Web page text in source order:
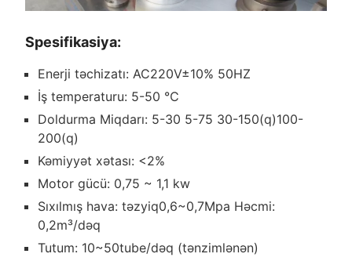
Spesifikasiya:
Enerji təchizatı: AC220V±10% 50HZ
İş temperaturu: 5-50 ℃
Doldurma Miqdarı: 5-30 5-75 30-150(q)100-
200(q)
Kəmiyyət xətası: <2%
Motor gücü: 0,75 ~ 1,1 kw
Sıxılmış hava: təzyiq0,6~0,7Mpa Həcmi:
0,2m³/dəq
Tutum: 10~50tube/dəq (tənzimlənən)